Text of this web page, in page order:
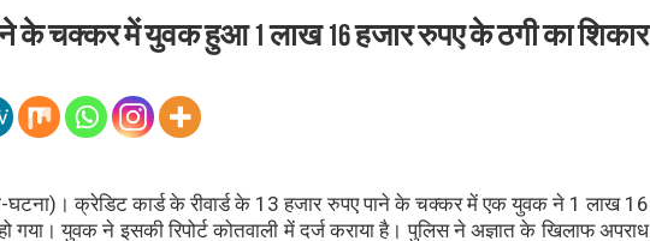
के चक्कर में युवक हुआ 1 लाख 16 हजार रुपए के ठगी का शिकार
घटना)। क्रेडिट कार्ड के रीवार्ड के 13 हजार रुपए पाने के चक्कर में एक युवक ने 1 लाख 16
गया। युवक ने इसकी रिपोर्ट कोतवाली में दर्ज कराया है। पुलिस ने अज्ञात के खिलाफ अपराध